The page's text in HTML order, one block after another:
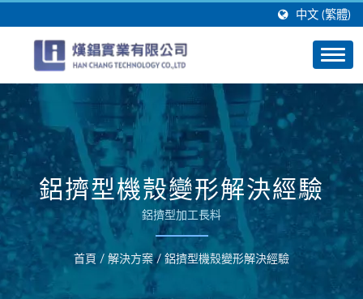
中文 (繁體)
鋁擠型機殼變形解決經驗
鋁擠型加工長料
首頁 / 解決方案 / 鋁擠型機殼變形解決經驗